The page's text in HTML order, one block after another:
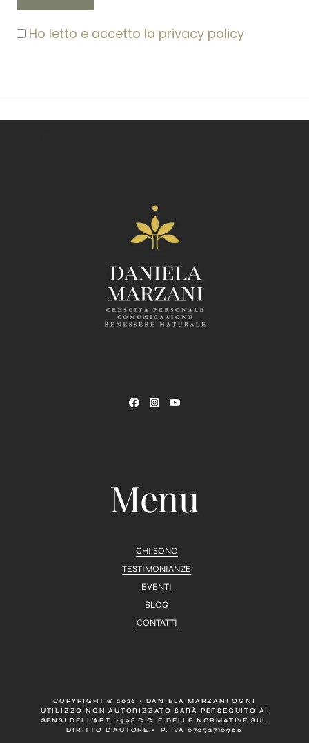
Ho letto e accetto la privacy policy
Menu
CHI SONO
TESTIMONIANZE
EVENTI
BLOG
CONTATTI
COPYRIGHT © 2026 • DANIELA MARZANI OGNI
UTILIZZO NON AUTORIZZATO SARÀ PERSEGUITO AI
SENSI DELL’ART. 2598 C.C. E DELLE NORMATIVE SUL
DIRITTO D’AUTORE.• P. IVA 07092710966